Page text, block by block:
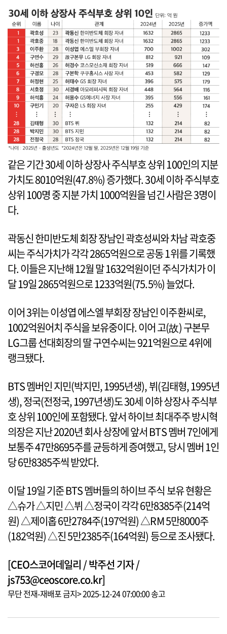
같은 기간 30세 이하 상장사 주식부호 상위 100인의 지분
가치도 8010억원(47.8%) 증가했다. 30세 이하 주식부호
상위 100명 중 지분 가치 1000억원을 넘긴 사람은 3명이
다.
곽동신 한미반도체 회장 장남인 곽호성씨와 차남 곽호중
씨는 주식가치가 각각 2865억원으로 공동 1위를 기록했
다. 이들은 지난해 12월 말 1632억원이던 주식가치가 이
달 19일 2865억원으로 1233억원(75.5%) 늘었다.
이어 3위는 이성엽 에스엘 부회장 장남인 이주환씨로,
1002억원어치 주식을 보유중이다. 이어 고(故) 구본무
LG그룹 선대회장의 딸 구연수씨는 921억원으로 4위에
랭크됐다.
BTS 멤버인 지민(박지민, 1995년생), 뷔(김태형, 1995년
생), 정국(전정국, 1997년생)도 30세 이하 상장사 주식부
호 상위 100인에 포함됐다. 앞서 하이브 최대주주 방시혁
의장은 지난 2020년 회사 상장에 앞서 BTS 멤버 7인에게
보통주 47만8695주를 균등하게 증여했고, 당시 멤버 1인
당 6만8385주씩 받았다.
이달 19일 기준 BTS 멤버들의 하이브 주식 보유 현황은
△슈가 △지민 △뷔 △정국이 각각 6만8385주(214억
원) △제이홉 6만2784주(197억원) △RM 5만8000주
(182억원) △진 5만2385주(164억원) 등으로 조사됐다.
[CEO스코어데일리 / 박주선 기자 /
js753@ceoscore.co.kr]
무단 전재-재배포 금지> 2025-12-24 07:00:00 송고